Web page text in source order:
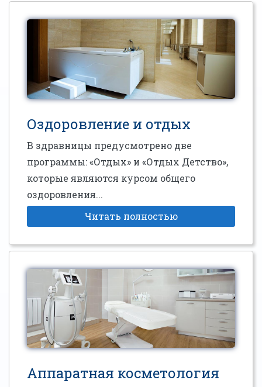
Оздоровление и отдых
В здравницы предусмотрено две
программы: «Отдых» и «Отдых Детство»,
которые являются курсом общего
оздоровления...
Читать полностью
Аппаратная косметология